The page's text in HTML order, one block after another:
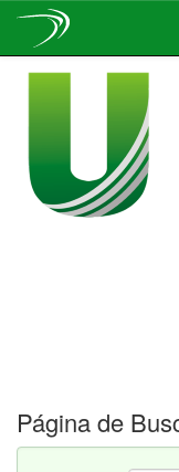
Página de